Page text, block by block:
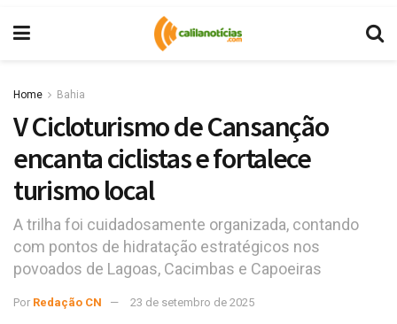
Home Bahia
V Cicloturismo de Cansanção
encanta ciclistas e fortalece
turismo local
A trilha foi cuidadosamente organizada, contando
com pontos de hidratação estratégicos nos
povoados de Lagoas, Cacimbas e Capoeiras
Por Redação CN 23 de setembro de 2025